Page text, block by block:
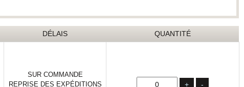
DÉLAIS QUANTITÉ
SUR COMMANDE
REPRISE DES EXPÉDITIONS
+ -